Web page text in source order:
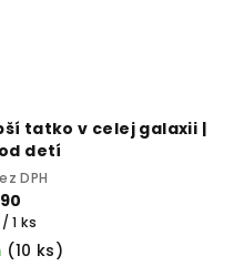
tatko v celej galaxii |
detí
DPH
1 ks
(10 ks)